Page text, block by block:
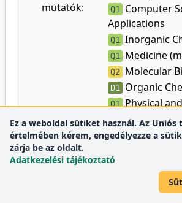
mutatók:
Q1
Computer
Applications
Q1 Inorganic
Q1 Medicine
Q2 Molecular
D1 Organic
Q1 Physical
Chemistry
D1
Molnár, I.,
Ez a weboldal sütiket használ. Az Uniós
értelmében kérem, engedélyezze a
zárja be az oldalt.
Adatkezelési tájékoztató